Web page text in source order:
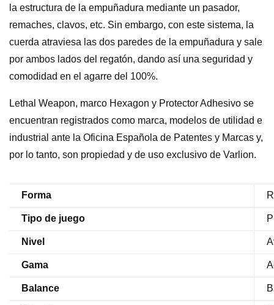
la estructura de la empuñadura mediante un pasador,
remaches, clavos, etc. Sin embargo, con este sistema, la
cuerda atraviesa las dos paredes de la empuñadura y sale
por ambos lados del regatón, dando así una seguridad y
comodidad en el agarre del 100%.
Lethal Weapon, marco Hexagon y Protector Adhesivo se
encuentran registrados como marca, modelos de utilidad e
industrial ante la Oficina Española de Patentes y Marcas y,
por lo tanto, son propiedad y de uso exclusivo de Varlion.
Forma
Tipo de juego
Nivel
Gama
Balance